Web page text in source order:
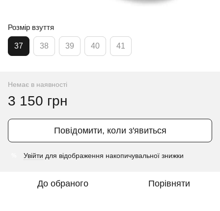
Розмір взуття
37 38 39 40 41
Немає в наявності
3 150 грн
Повідомити, коли з'явиться
Увійти для відображення накопичувальної знижки
До обраного Порівняти